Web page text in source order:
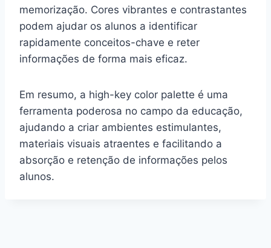
memorização. Cores vibrantes e contrastantes
podem ajudar os alunos a identificar
rapidamente conceitos-chave e reter
informações de forma mais eficaz.
Em resumo, a high-key color palette é uma
ferramenta poderosa no campo da educação,
ajudando a criar ambientes estimulantes,
materiais visuais atraentes e facilitando a
absorção e retenção de informações pelos
alunos.